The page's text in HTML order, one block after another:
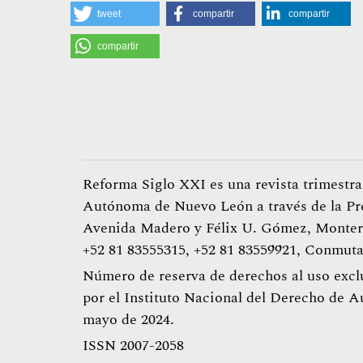
tweet compartir compartir
compartir
Reforma Siglo XXI es una revista
Autónoma de Nuevo León a través de la
Avenida Madero y Félix U. Gómez,
+52 81 83555315, +52 81 83559921,
Número de reserva de derechos al uso
por el Instituto Nacional del Derecho de
mayo de 2024.
ISSN 2007-2058